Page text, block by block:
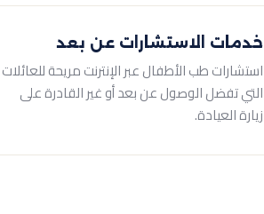
خدمات الاستشارات عن بعد
استشارات طب الأطفال عبر الإنترنت مريحة للعائلات
التي تفضل الوصول عن بعد أو غير القادرة على
زيارة العيادة.